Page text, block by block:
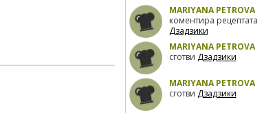
MARIYANA PETROVA
коментира рецептата
Дзадзики
MARIYANA PETROVA
сготви Дзадзики
MARIYANA PETROVA
сготви Дзадзики